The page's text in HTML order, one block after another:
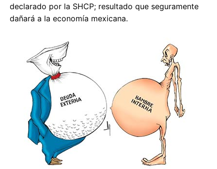
declarado por la SHCP; resultado que seguramente
dañará a la economía mexicana.